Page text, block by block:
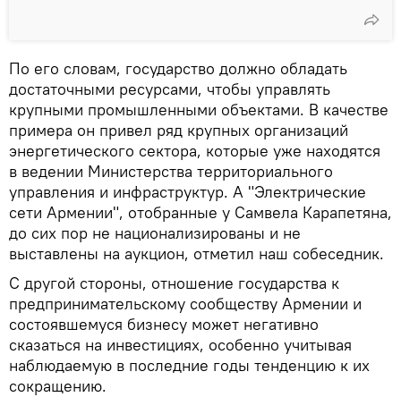
По его словам, государство должно обладать
достаточными ресурсами, чтобы управлять
крупными промышленными объектами. В качестве
примера он привел ряд крупных организаций
энергетического сектора, которые уже находятся
в ведении Министерства территориального
управления и инфраструктур. А "Электрические
сети Армении", отобранные у Самвела Карапетяна,
до сих пор не национализированы и не
выставлены на аукцион, отметил наш собеседник.
С другой стороны, отношение государства к
предпринимательскому сообществу Армении и
состоявшемуся бизнесу может негативно
сказаться на инвестициях, особенно учитывая
наблюдаемую в последние годы тенденцию к их
сокращению.